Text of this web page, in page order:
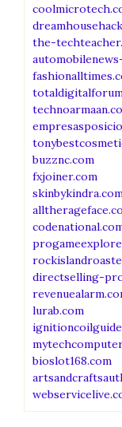
the-
buzznc.com
fxjoiner.com
directselling-
lurab.com
bioslot168.com